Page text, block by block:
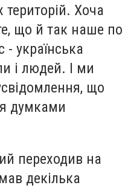
Хоча
що й так наше по
- українська
і людей. І ми
що
думками
переходив на
декілька